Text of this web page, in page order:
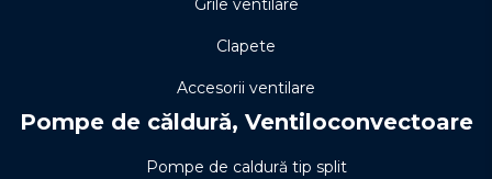
Grile ventilare
Clapete
Accesorii ventilare
Pompe de căldură, Ventiloconvectoare
Pompe de caldură tip split